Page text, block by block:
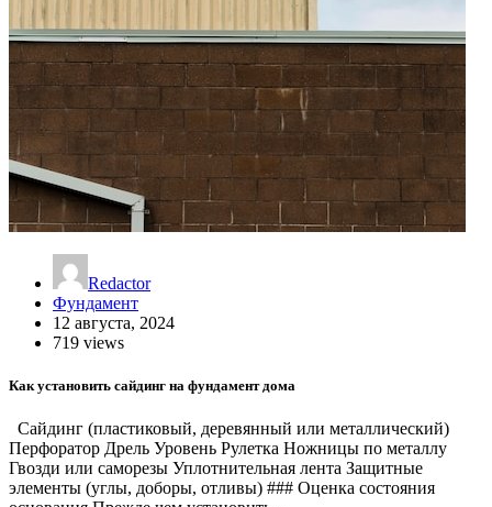
Redactor
Фундамент
12 августа, 2024
719 views
Как установить сайдинг на фундамент дома
Сайдинг (пластиковый, деревянный или металлический)
Перфоратор Дрель Уровень Рулетка Ножницы по металлу
Гвозди или саморезы Уплотнительная лента Защитные
элементы (углы, доборы, отливы) ### Оценка состояния